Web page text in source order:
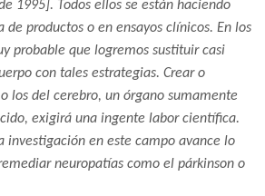
1995]. Todos ellos se están haciendo
productos o en ensayos clínicos. En los
probable que logremos sustituir casi
con tales estrategias. Crear o
los del cerebro, un órgano sumamente
exigirá una ingente labor científica.
investigación en este campo avance lo
neuropatías como el párkinson o